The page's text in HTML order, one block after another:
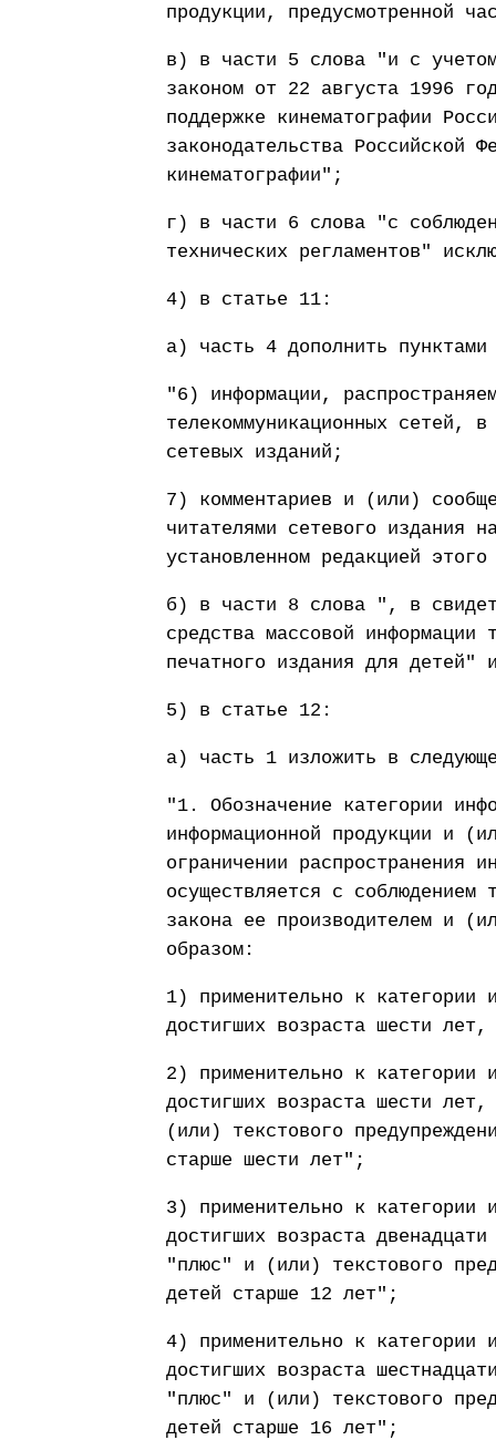
продукции, предусмотренной
в) в части 5 слова "и с учетом
законом от 22 августа 1996
поддержке кинематографии
законодательства Российской
кинематографии";
г) в части 6 слова "с
технических регламентов"
4) в статье 11:
а) часть 4 дополнить
"6) информации,
телекоммуникационных сетей,
сетевых изданий;
7) комментариев и (или)
читателями сетевого издания
установленном редакцией
б) в части 8 слова ", в
средства массовой информации
печатного издания для детей"
5) в статье 12:
а) часть 1 изложить в
"1. Обозначение категории
информационной продукции и
ограничении распространения
осуществляется с соблюдением
закона ее производителем и
образом:
1) применительно к категории
достигших возраста шести
2) применительно к категории
достигших возраста шести
(или) текстового
старше шести лет";
3) применительно к категории
достигших возраста
"плюс" и (или) текстового
детей старше 12 лет";
4) применительно к категории
достигших возраста
"плюс" и (или) текстового
детей старше 16 лет";